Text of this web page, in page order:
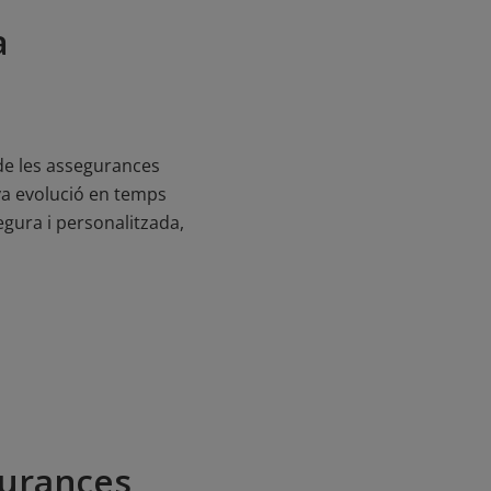
les assegurances
evolució en temps
i personalitzada,